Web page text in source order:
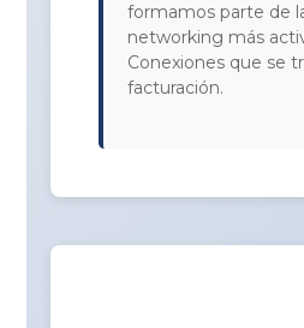
formamos parte de
networking más
Conexiones que se
facturación.